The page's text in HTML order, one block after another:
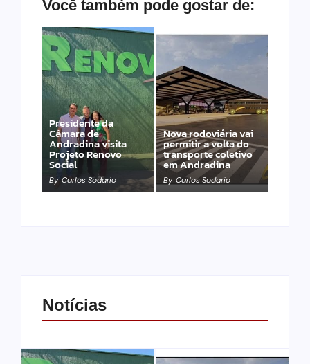
Você também pode gostar de:
Presidente da
Câmara de
Andradina visita
Projeto Renovo
Social
By Carlos Sodario
Nova rodoviária vai
permitir a volta do
transporte coletivo
em Andradina
By Carlos Sodario
Notícias